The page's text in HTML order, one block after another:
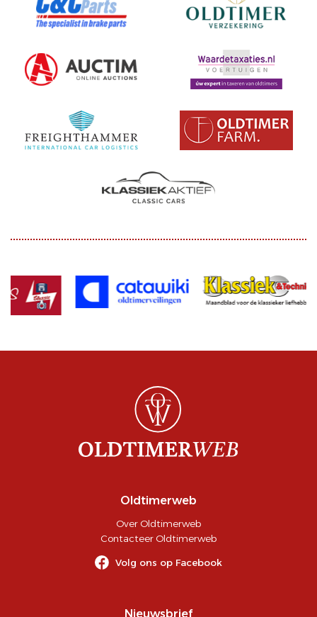
Oldtimerweb
Over Oldtimerweb
Contacteer Oldtimerweb
Volg ons op Facebook
Nieuwsbrief